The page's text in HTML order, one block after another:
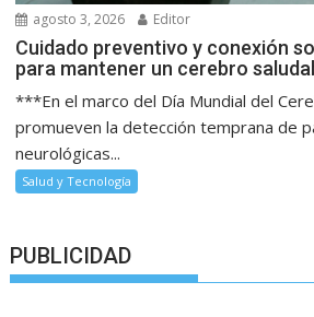
agosto 3, 2026 Editor
Cuidado preventivo y conexión
para mantener un cerebro
***En el marco del Día Mundial del
promueven la detección temprana de
neurológicas...
Salud y Tecnología
PUBLICIDAD